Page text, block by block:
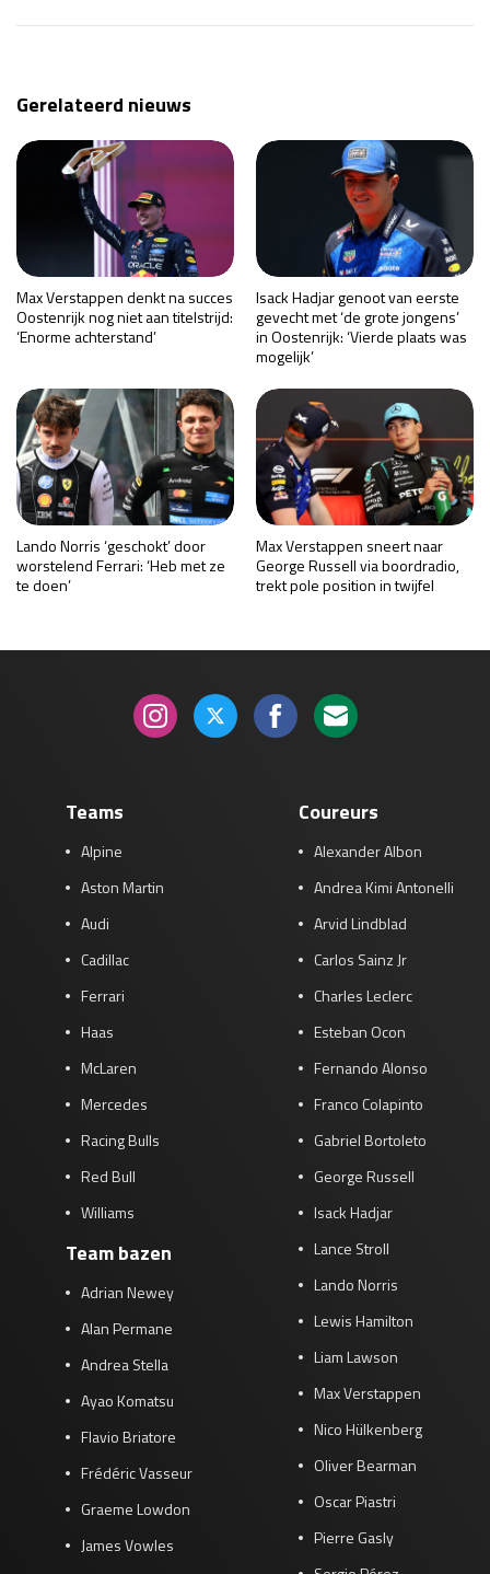
Gerelateerd nieuws
Max Verstappen denkt na succes
Oostenrijk nog niet aan titelstrijd:
‘Enorme achterstand’
Isack Hadjar genoot van eerste
gevecht met ‘de grote jongens’
in Oostenrijk: ‘Vierde plaats was
mogelijk’
Lando Norris ‘geschokt’ door
worstelend Ferrari: ‘Heb met ze
te doen’
Max Verstappen sneert naar
George Russell via boordradio,
trekt pole position in twijfel
Teams
Alpine
Aston Martin
Audi
Cadillac
Ferrari
Haas
McLaren
Mercedes
Racing Bulls
Red Bull
Williams
Team bazen
Adrian Newey
Alan Permane
Andrea Stella
Ayao Komatsu
Flavio Briatore
Frédéric Vasseur
Graeme Lowdon
James Vowles
Coureurs
Alexander Albon
Andrea Kimi Antonelli
Arvid Lindblad
Carlos Sainz Jr
Charles Leclerc
Esteban Ocon
Fernando Alonso
Franco Colapinto
Gabriel Bortoleto
George Russell
Isack Hadjar
Lance Stroll
Lando Norris
Lewis Hamilton
Liam Lawson
Max Verstappen
Nico Hülkenberg
Oliver Bearman
Oscar Piastri
Pierre Gasly